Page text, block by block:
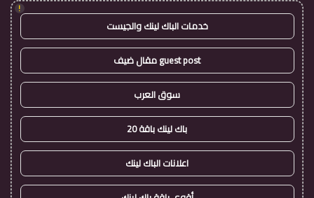
!
خدمات الباك لينك والجيست
guest post مقال ضيف
سوق العرب
باك لينك باقة 20
اعلانات الباك لينك